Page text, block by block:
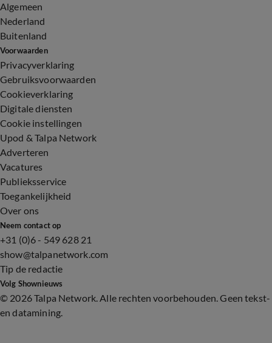
Algemeen
Nederland
Buitenland
Voorwaarden
Privacyverklaring
Gebruiksvoorwaarden
Cookieverklaring
Digitale diensten
Cookie instellingen
Upod & Talpa Network
Adverteren
Vacatures
Publieksservice
Toegankelijkheid
Over ons
Neem contact op
+31 (0)6 - 549 628 21
show@talpanetwork.com
Tip de redactie
Volg Shownieuws
© 2026 Talpa Network. Alle rechten voorbehouden. Geen tekst-
en datamining.